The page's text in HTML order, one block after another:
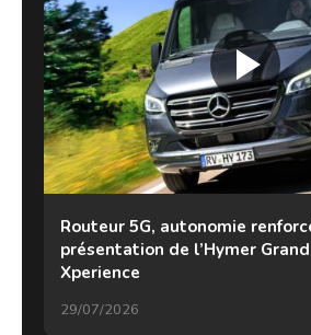
Routeur 5G, autonomie
présentation de l’Hymer
Xperience
29/07/2026